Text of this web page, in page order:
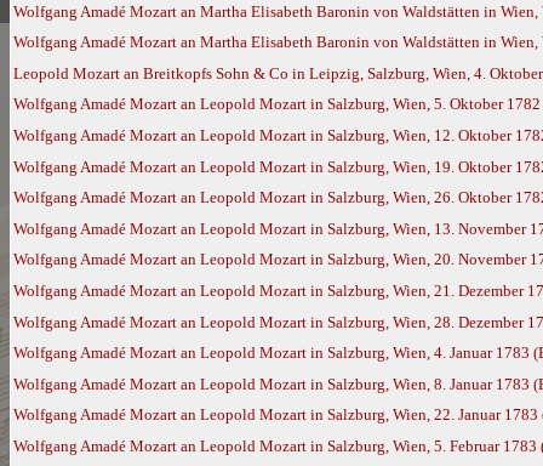
Wolfgang Amadé Mozart an Martha Elisabeth Baronin von Waldstätten in
Wolfgang Amadé Mozart an Martha Elisabeth Baronin von Waldstätten in
Leopold Mozart an Breitkopfs Sohn & Co in Leipzig, Salzburg, Wien, 4.
Wolfgang Amadé Mozart an Leopold Mozart in Salzburg, Wien, 5. Oktober
Wolfgang Amadé Mozart an Leopold Mozart in Salzburg, Wien, 12. Oktober
Wolfgang Amadé Mozart an Leopold Mozart in Salzburg, Wien, 19. Oktober
Wolfgang Amadé Mozart an Leopold Mozart in Salzburg, Wien, 26. Oktober
Wolfgang Amadé Mozart an Leopold Mozart in Salzburg, Wien, 13. November
Wolfgang Amadé Mozart an Leopold Mozart in Salzburg, Wien, 20. November
Wolfgang Amadé Mozart an Leopold Mozart in Salzburg, Wien, 21. Dezember
Wolfgang Amadé Mozart an Leopold Mozart in Salzburg, Wien, 28. Dezember
Wolfgang Amadé Mozart an Leopold Mozart in Salzburg, Wien, 4. Januar 1783
Wolfgang Amadé Mozart an Leopold Mozart in Salzburg, Wien, 8. Januar 1783
Wolfgang Amadé Mozart an Leopold Mozart in Salzburg, Wien, 22. Januar 1783
Wolfgang Amadé Mozart an Leopold Mozart in Salzburg, Wien, 5. Februar 1783